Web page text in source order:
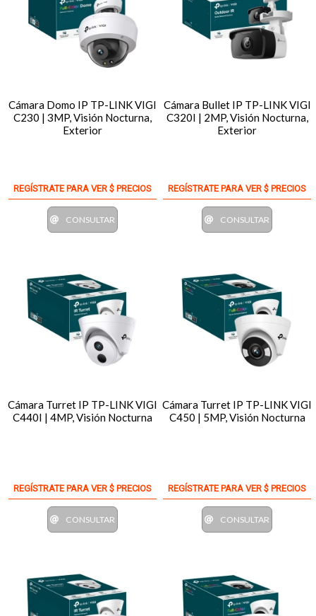
Cámara Domo IP TP-LINK VIGI
C230 | 3MP, Visión Nocturna,
Exterior
REGÍSTRATE PARA VER $ PRECIOS
CONSULTAR
Cámara Bullet IP TP-LINK VIGI
C320I | 2MP, Visión Nocturna,
Exterior
REGÍSTRATE PARA VER $ PRECIOS
CONSULTAR
Cámara Turret IP TP-LINK VIGI
C440I | 4MP, Visión Nocturna
REGÍSTRATE PARA VER $ PRECIOS
CONSULTAR
Cámara Turret IP TP-LINK VIGI
C450 | 5MP, Visión Nocturna
REGÍSTRATE PARA VER $ PRECIOS
CONSULTAR